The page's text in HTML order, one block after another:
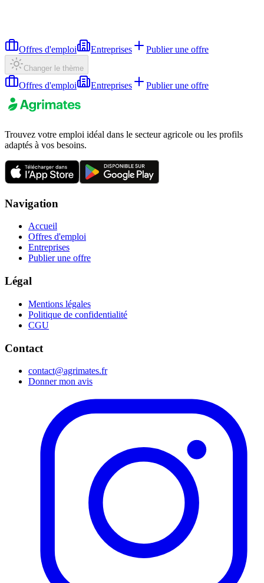
Offres d'emploi Entreprises Publier une offre
Changer le thème
Offres d'emploi Entreprises Publier une offre
Trouvez votre emploi idéal dans le secteur agricole ou les profils
adaptés à vos besoins.
Navigation
Accueil
Offres d'emploi
Entreprises
Publier une offre
Légal
Mentions légales
Politique de confidentialité
CGU
Contact
contact@agrimates.fr
Donner mon avis